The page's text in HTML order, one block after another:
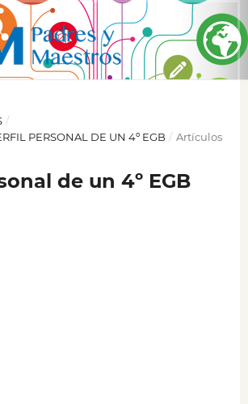
/
PERSONAL DE UN 4º EGB / Artículos
de un 4º EGB